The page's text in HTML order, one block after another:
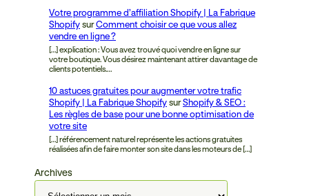
Votre programme d’affiliation Shopify | La Fabrique
Shopify surComment choisir ce que vous allez
vendre en ligne ?
[…] explication : Vous avez trouvé quoi vendre en ligne sur
votre boutique. Vous désirez maintenant attirer davantage de
clients potentiels.…
10 astuces gratuites pour augmenter votre trafic
Shopify | La Fabrique Shopify surShopify & SEO :
Les règles de base pour une bonne optimisation de
votre site
[…] référencement naturel représente les actions gratuites
réalisées afin de faire monter son site dans les moteurs de […]
Archives